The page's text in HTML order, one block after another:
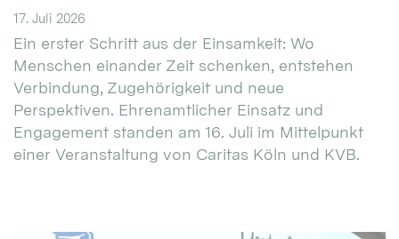
17. Juli 2026
Ein erster Schritt aus der Einsamkeit: Wo
Menschen einander Zeit schenken, entstehen
Verbindung, Zugehörigkeit und neue
Perspektiven. Ehrenamtlicher Einsatz und
Engagement standen am 16. Juli im Mittelpunkt
einer Veranstaltung von Caritas Köln und KVB.